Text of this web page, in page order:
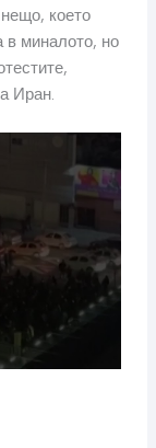
което
миналото, но
Иран.